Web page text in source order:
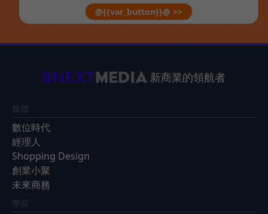
@{{var_button}}@ >>
新商業的領航者
媒體
數位時代
經理人
Shopping Design
創業小聚
未來商務
學習